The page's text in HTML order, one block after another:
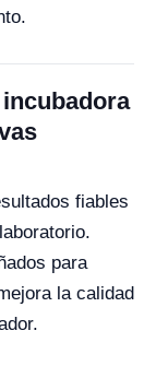
fiables
para
la calidad